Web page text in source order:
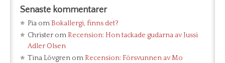
Senaste kommentarer
Pia om Bokallergi, finns det?
Christer om Recension: Hon tackade gudarna av Jussi
Adler Olsen
Tina Lövgren om Recension: Försvunnen av Mo